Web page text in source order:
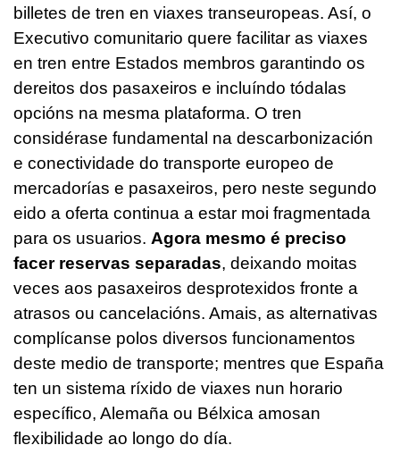
billetes de tren en viaxes transeuropeas. Así, o
Executivo comunitario quere facilitar as viaxes
en tren entre Estados membros garantindo os
dereitos dos pasaxeiros e incluíndo tódalas
opcións na mesma plataforma. O tren
considérase fundamental na descarbonización
e conectividade do transporte europeo de
mercadorías e pasaxeiros, pero neste segundo
eido a oferta continua a estar moi fragmentada
para os usuarios. Agora mesmo é preciso
facer reservas separadas, deixando moitas
veces aos pasaxeiros desprotexidos fronte a
atrasos ou cancelacións. Amais, as alternativas
complícanse polos diversos funcionamentos
deste medio de transporte; mentres que España
ten un sistema ríxido de viaxes nun horario
específico, Alemaña ou Bélxica amosan
flexibilidade ao longo do día.